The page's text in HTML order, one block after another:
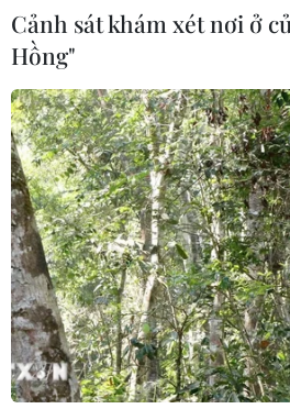
#Sở Nội vụ Thành phố Hồ Chí Minh
#Bộ Nội vụ
#Công chức
Theo dõi VietnamPlus
TIN LIÊN QUAN
Cảnh sát khám xét nơi ở
Hồng"